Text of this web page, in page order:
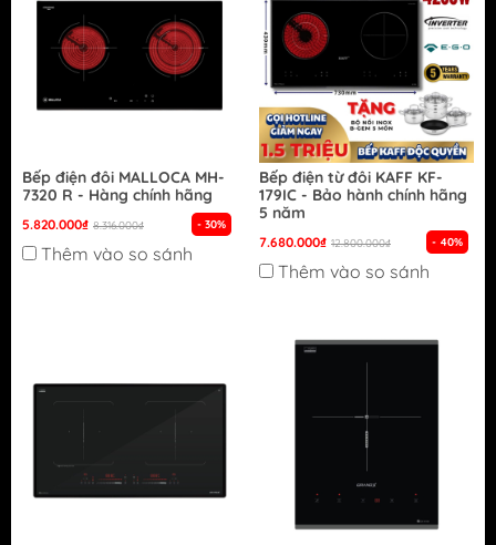
Bếp điện đôi MALLOCA MH-
7320 R - Hàng chính hãng
5.820.000₫ 8.316.000₫ - 30%
Thêm vào so sánh
Bếp điện từ đôi KAFF KF-
179IC - Bảo hành chính hãng
5 năm
7.680.000₫ 12.800.000₫ - 40%
Thêm vào so sánh